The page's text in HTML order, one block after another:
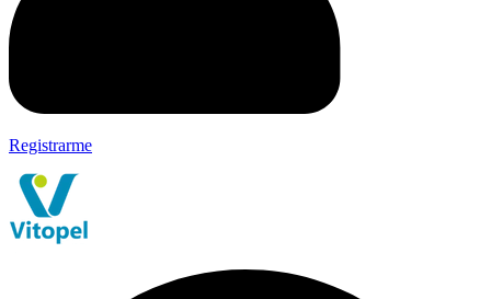
Registrarme